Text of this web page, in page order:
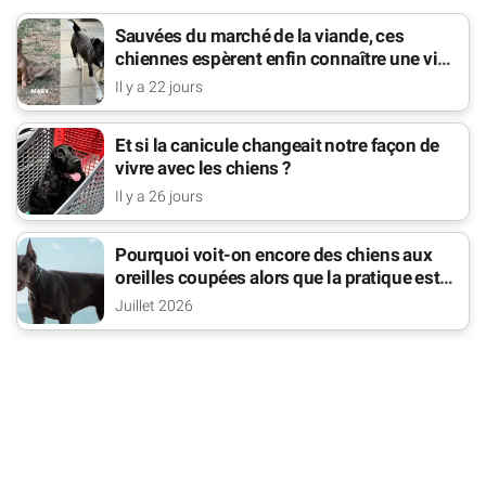
Sauvées du marché de la viande, ces
chiennes espèrent enfin connaître une vie
de famille
Il y a 22 jours
Et si la canicule changeait notre façon de
vivre avec les chiens ?
Il y a 26 jours
Pourquoi voit-on encore des chiens aux
oreilles coupées alors que la pratique est
interdite ?
Juillet 2026